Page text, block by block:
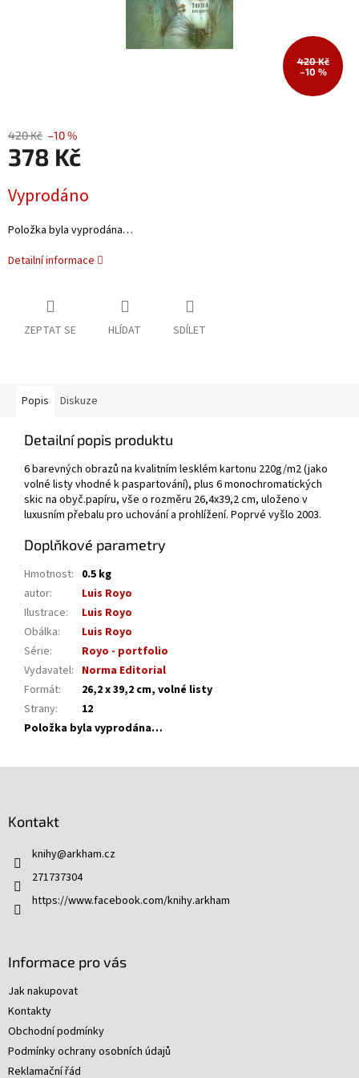
420 Kč
–10 %
420 Kč –10 %
378 Kč
cena:
Vyprodáno
Položka byla vyprodána…
Detailní informace
ZEPTAT SE HLÍDAT SDÍLET
Popis Diskuze
Detailní popis produktu
6 barevných obrazů na kvalitním lesklém kartonu 220g/m2 (jako
volné listy vhodné k paspartování), plus 6 monochromatických
skic na obyč.papíru, vše o rozměru 26,4x39,2 cm, uloženo v
luxusním přebalu pro uchování a prohlížení. Poprvé vyšlo 2003.
Doplňkové parametry
Hmotnost: 0.5 kg
autor:
Luis Royo
Ilustrace:
Luis Royo
Obálka:
Luis Royo
Série:
Royo - portfolio
Vydavatel: Norma Editorial
Formát:
26,2 x 39,2 cm, volné listy
Strany:
12
Položka byla vyprodána…
Kontakt
knihy@arkham.cz
271737304
https://www.facebook.com/knihy.arkham
Informace pro vás
Jak nakupovat
Kontakty
Obchodní podmínky
Podmínky ochrany osobních údajů
Reklamační řád